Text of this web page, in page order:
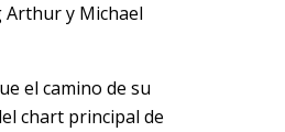
Arthur y Michael
el camino de su
chart principal de